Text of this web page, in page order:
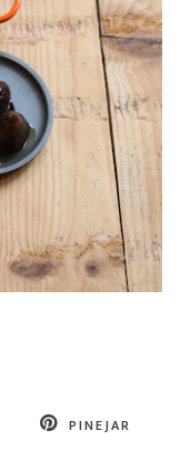
PINEJAR